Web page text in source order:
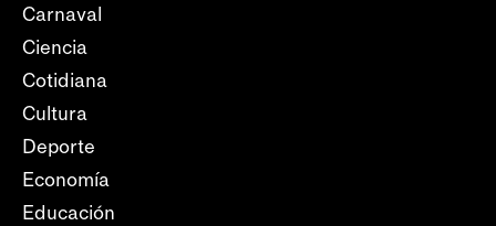
Carnaval
Ciencia
Cotidiana
Cultura
Deporte
Economía
Educación